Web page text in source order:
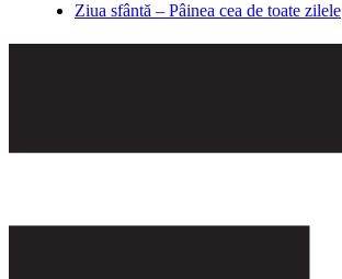
Ziua sfântă – Pâinea cea de toate zilele